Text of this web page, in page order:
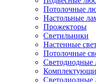
Потолочные
Настольные
Прожекторы
Светильники
Настенные
Потолочные
Светодиодные
Светодиодные